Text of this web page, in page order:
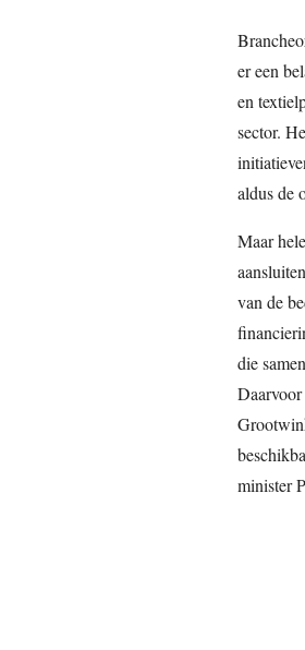
er een
en
sector.
aldus de
Maar
van de
die
minister